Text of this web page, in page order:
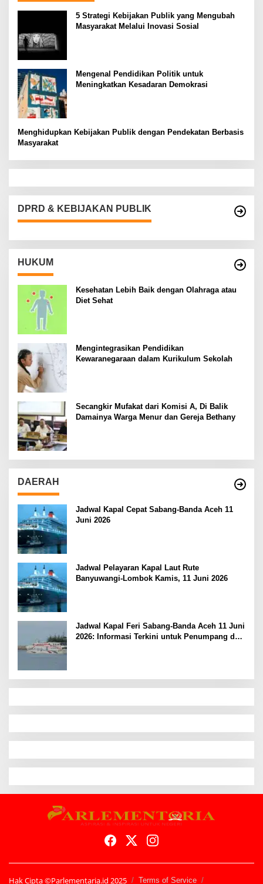
5 Strategi Kebijakan Publik yang Mengubah
Masyarakat Melalui Inovasi Sosial
Mengenal Pendidikan Politik untuk
Meningkatkan Kesadaran Demokrasi
Menghidupkan Kebijakan Publik dengan Pendekatan Berbasis
Masyarakat
DPRD & KEBIJAKAN PUBLIK
HUKUM
Kesehatan Lebih Baik dengan Olahraga atau
Diet Sehat
Mengintegrasikan Pendidikan
Kewaranegaraan dalam Kurikulum Sekolah
Secangkir Mufakat dari Komisi A, Di Balik
Damainya Warga Menur dan Gereja Bethany
DAERAH
Jadwal Kapal Cepat Sabang-Banda Aceh 11
Juni 2026
Jadwal Pelayaran Kapal Laut Rute
Banyuwangi-Lombok Kamis, 11 Juni 2026
Jadwal Kapal Feri Sabang-Banda Aceh 11 Juni
2026: Informasi Terkini untuk Penumpang dan
Hak Cipta ©Parlementaria.id 2025 Terms of Service